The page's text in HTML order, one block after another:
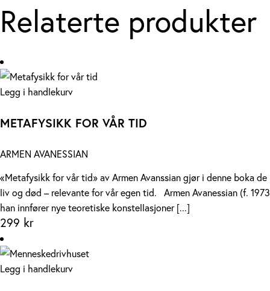
Relaterte produkter
Legg i handlekurv
METAFYSIKK FOR VÅR TID
ARMEN AVANESSIAN
«Metafysikk for vår tid» av Armen Avanssian gjør i denne boka
liv og død – relevante for vår egen tid. Armen Avanessian (f.
han innfører nye teoretiske konstellasjoner [...]
299 kr
Legg i handlekurv